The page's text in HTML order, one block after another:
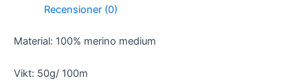
Recensioner (0)
Material: 100% merino medium
Vikt: 50g/ 100m